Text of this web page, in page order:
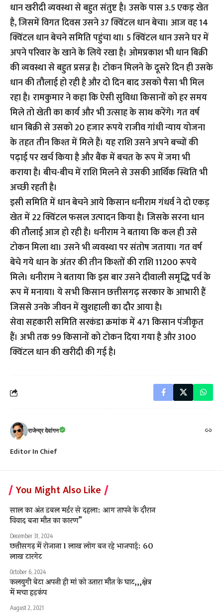
धान खरीदी व्यवस्था से बहुत संतुष्ट है। उसके पास 3.5 एकड़ खेत
है, जिसमें विगत दिवस उसने 37 क्विंटल धान बेचा। आज वह 14
क्विंटल धान बेचने समिति पहुंचा था। 5 क्विंटल धान उसने घर में
अपने परिवार के खाने के लिये रखा है। ओमप्रकाश भी धान बिक्री
की व्यवस्था से बहुत प्रसन्न है। टोकन मिलने के दूसरे दिन ही उसके
धान की तौलाई हो रही है और दो दिन बाद उसको पैसा भी मिल
रहा है। रामकुमार ने कहा कि ऐसी सुविधा किसानों को हर समय
मिले तो खेती का कार्य और भी उत्साह के साथ करेंगे। गत वर्ष
धान बिक्री से उसको 20 हजार रूपये राजीव गांधी न्याय योजना
के तहत तीन किश्त में मिले हैं। यह राशि उसने अपने बच्चों की
पढ़ाई पर खर्च किया है और बैंक में बचत के रूप में जमा भी
कराया है। बीच-बीच में राशि मिलने से उसकी आर्थिक स्थिति भी
अच्छी रहती है।
इसी समिति में धान बेचने आये किसान धनीराम गंधर्व ने दो एकड़
खेत में 22 क्विंटल फसल उत्पादन किया है। जिसके सरना धान
की तौलाई आज हो रही है। धनीराम ने बताया कि कल ही उसे
टोकन मिला था। उसने भी व्यवस्था पर संतोष जताया। गत वर्ष
बेचे गये धान के अंतर की तीन किश्तों की राशि 11200 रूपये
मिले। धनीराम ने बताया कि इस बार उसने दीवाली समृद्धि पर्व के
रूप में मनाया। ये सभी किसान छत्तीसगढ़ सरकार के आभारी हैं
जिससे उनके जीवन में खुशहाली का दौर आया है।
सेवा सहकारी समिति सरकंडा क्रमांक में 471 किसान पंजीकृत
हैं। अभी तक 99 किसानों को टोकन दिया गया है और 3100
क्विंटल धान की खरीदी की गई है।
राजेन्द्र देवांगन
Editor In Chief
You Might Also Like
साल का अंत डबल मर्डर से दहला: आग तापने के दौरान
विवाद बना मौत का कारण”
December 31, 2024
छत्तीसगढ़ में रोजाना 1 लाख लोग बन रहे भाजपाई: 60
लाख टारगेट
October 6, 2024
कलयुगी बेटा अपनी ही मां को उतारा मौत के घाट,,,क्षेत्र
में मचा हड़कंप
August 2, 2021